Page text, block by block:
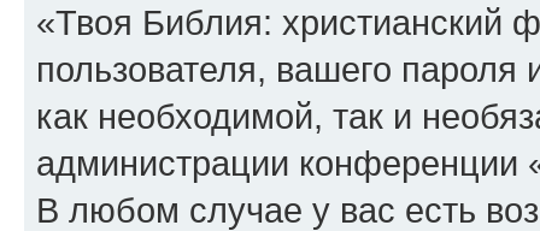
«Твоя Библия: христианский
пользователя, вашего
как необходимой, так и
администрации конференции
В любом случае у вас есть